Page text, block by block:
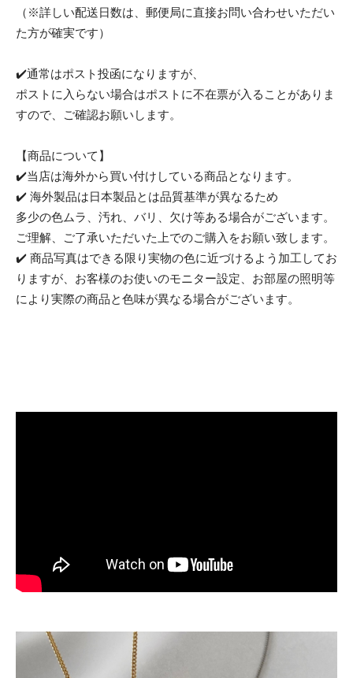
（※詳しい配送日数は、郵便局に直接お問い合わせいただい
た方が確実です）
✔️通常はポスト投函になりますが、
ポストに入らない場合はポストに不在票が入ることがありま
すので、ご確認お願いします。
【商品について】
✔️当店は海外から買い付けしている商品となります。
✔️ 海外製品は日本製品とは品質基準が異なるため
多少の色ムラ、汚れ、バリ、欠け等ある場合がございます。
ご理解、ご了承いただいた上でのご購入をお願い致します。
✔️ 商品写真はできる限り実物の色に近づけるよう加工してお
りますが、お客様のお使いのモニター設定、お部屋の照明等
により実際の商品と色味が異なる場合がございます。